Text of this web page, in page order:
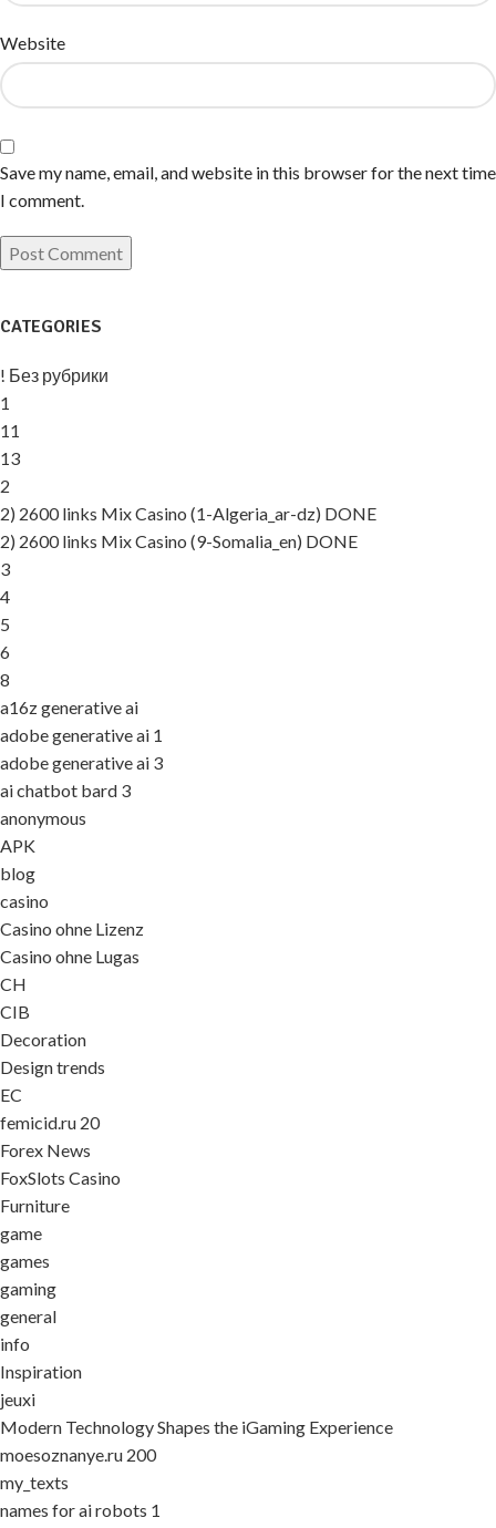
Website
Save my name, email, and website in this browser for the next time
I comment.
CATEGORIES
! Без рубрики
1
11
13
2
2) 2600 links Mix Casino (1-Algeria_ar-dz) DONE
2) 2600 links Mix Casino (9-Somalia_en) DONE
3
4
5
6
8
a16z generative ai
adobe generative ai 1
adobe generative ai 3
ai chatbot bard 3
anonymous
APK
blog
casino
Casino ohne Lizenz
Casino ohne Lugas
CH
CIB
Decoration
Design trends
EC
femicid.ru 20
Forex News
FoxSlots Casino
Furniture
game
games
gaming
general
info
Inspiration
jeuxi
Modern Technology Shapes the iGaming Experience
moesoznanye.ru 200
my_texts
names for ai robots 1